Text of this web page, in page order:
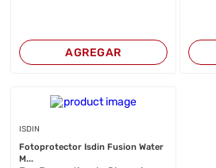
AGREGAR
ISDIN
Fotoprotector Isdin Fusion Water
M...